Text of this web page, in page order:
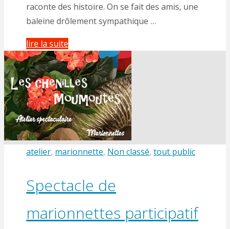
raconte des histoire. On se fait des amis, une
baleine drôlement sympathique …
lire la suite
« Yao
et
YoYo »"
atelier, marionnette, Non classé,tout public
Spectacle de
marionnettes participatif